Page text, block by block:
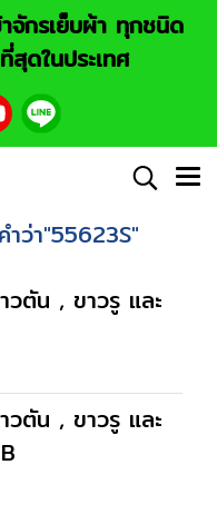
จักรเย็บผ้า ทุกชนิด
ดในประเทศ
ว่า"55623S"
วตัน , ขาวรู และ
วตัน , ขาวรู และ